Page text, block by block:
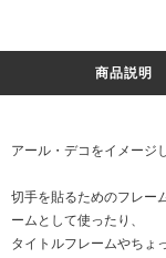
商品説明
アール・デコをイメージ
切手を貼るためのフレー
ームとして使ったり、
タイトルフレームやちょ